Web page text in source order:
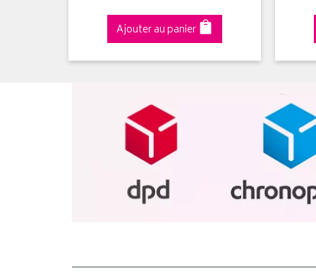
Ajouter au panier